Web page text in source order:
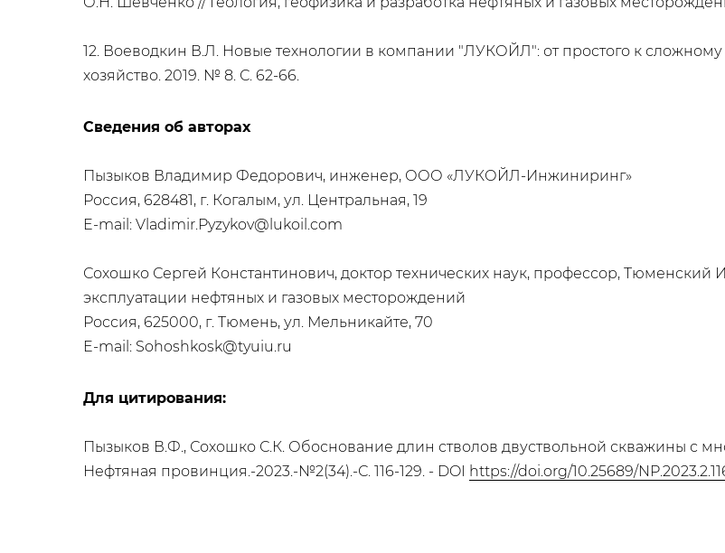
12. Воеводкин В.Л. Новые технологии в компании "ЛУКОЙЛ": от простого к
хозяйство. 2019. № 8. С. 62-66.
Сведения об авторах
Пызыков Владимир Федорович, инженер, ООО «ЛУКОЙЛ-Инжиниринг»
Россия, 628481, г. Когалым, ул. Центральная, 19
E-mail: Vladimir.Pyzykov@lukoil.com
Сохошко Сергей Константинович, доктор технических наук, профессор, Тюменский
эксплуатации нефтяных и газовых месторождений
Россия, 625000, г. Тюмень, ул. Мельникайте, 70
E-mail: Sohoshkosk@tyuiu.ru
Для цитирования:
Пызыков В.Ф., Сохошко С.К. Обоснование длин стволов двуствольной скважины с
Нефтяная провинция.-2023.-№2(34).-С. 116-129. - DOI https://doi.org/10.25689/